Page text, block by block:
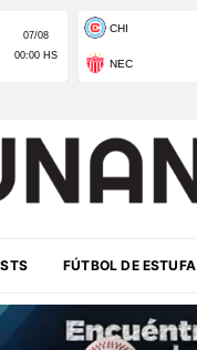
FÚTBOL DE ESTUFA